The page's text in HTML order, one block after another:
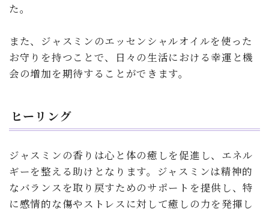
た。
また、ジャスミンのエッセンシャルオイルを使った
お守りを持つことで、日々の生活における幸運と機
会の増加を期待することができます。
ヒーリング
ジャスミンの香りは心と体の癒しを促進し、エネル
ギーを整える助けとなります。ジャスミンは精神的
なバランスを取り戻すためのサポートを提供し、特
に感情的な傷やストレスに対して癒しの力を発揮し